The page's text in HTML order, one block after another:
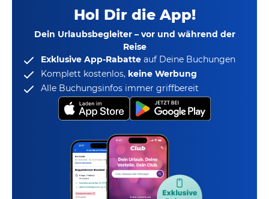
Hol Dir die App!
Dein Urlaubsbegleiter – vor und während der
Reise
Exklusive App-Rabatte auf Deine Buchungen
Komplett kostenlos, keine Werbung
Alle Buchungsinfos immer griffbereit